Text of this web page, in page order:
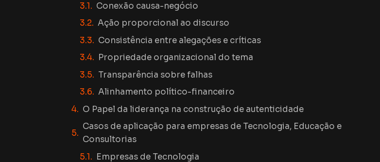
Conexão causa-negócio
Ação proporcional ao discurso
Consistência entre alegações e críticas
Propriedade organizacional do tema
Transparência sobre falhas
Alinhamento político-financeiro
O Papel da liderança na construção de autenticidade
Casos de aplicação para empresas de Tecnologia, Educação e
Consultorias
Empresas de Tecnologia